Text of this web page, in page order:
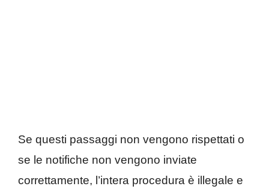
Se questi passaggi non vengono rispettati o
se le notifiche non vengono inviate
correttamente, l’intera procedura è illegale e